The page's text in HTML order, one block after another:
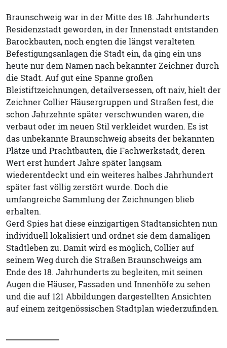
Braunschweig war in der Mitte des 18. Jahrhunderts
Residenzstadt geworden, in der Innenstadt entstanden
Barockbauten, noch engten die längst veralteten
Befestigungsanlagen die Stadt ein, da ging ein uns
heute nur dem Namen nach bekannter Zeichner durch
die Stadt. Auf gut eine Spanne großen
Bleistiftzeichnungen, detailversessen, oft naiv, hielt der
Zeichner Collier Häusergruppen und Straßen fest, die
schon Jahrzehnte später verschwunden waren, die
verbaut oder im neuen Stil verkleidet wurden. Es ist
das unbekannte Braunschweig abseits der bekannten
Plätze und Prachtbauten, die Fachwerkstadt, deren
Wert erst hundert Jahre später langsam
wiederentdeckt und ein weiteres halbes Jahrhundert
später fast völlig zerstört wurde. Doch die
umfangreiche Sammlung der Zeichnungen blieb
erhalten.
Gerd Spies hat diese einzigartigen Stadtansichten nun
individuell lokalisiert und ordnet sie dem damaligen
Stadtleben zu. Damit wird es möglich, Collier auf
seinem Weg durch die Straßen Braunschweigs am
Ende des 18. Jahrhunderts zu begleiten, mit seinen
Augen die Häuser, Fassaden und Innenhöfe zu sehen
und die auf 121 Abbildungen dargestellten Ansichten
auf einem zeitgenössischen Stadtplan wiederzufinden.